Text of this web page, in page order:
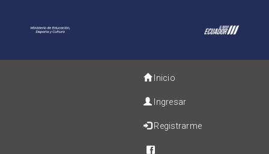
Inicio
Ingresar
Registrarme